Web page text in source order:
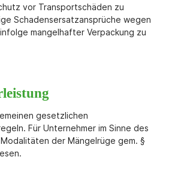
vor Transportschäden zu
Schadensersatzansprüche wegen
mangelhafter Verpackung zu
gesetzlichen
Für Unternehmer im Sinne des
der Mängelrüge gem. §